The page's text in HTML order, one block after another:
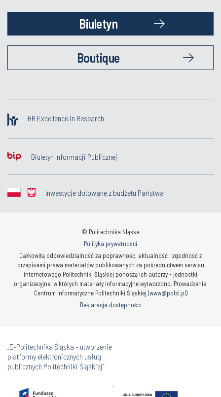
Biuletyn
Boutique
HR Excellence in Research
Biuletyn Informacji Publicznej
Inwestycje dotowane z budżetu Państwa
© Politechnika Śląska
Polityka prywatności
Całkowitą odpowiedzialność za poprawność, aktualność i zgodność z
przepisami prawa materiałów publikowanych za pośrednictwem serwisu
internetowego Politechniki Śląskiej ponoszą ich autorzy - jednostki
organizacyjne, w których materiały informacyjne wytworzono. Prowadzenie:
Centrum Informatyczne Politechniki Śląskiej (www@polsl.pl)
Deklaracja dostępności
„E-Politechnika Śląska - utworzenie
platformy elektronicznych usług
publicznych Politechniki Śląskiej”